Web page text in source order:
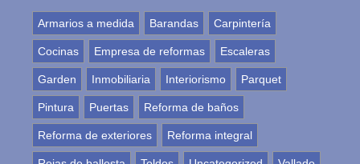
Armarios a medida Barandas Carpintería
Cocinas Empresa de reformas Escaleras
Garden Inmobiliaria Interiorismo Parquet
Pintura Puertas Reforma de baños
Reforma de exteriores Reforma integral